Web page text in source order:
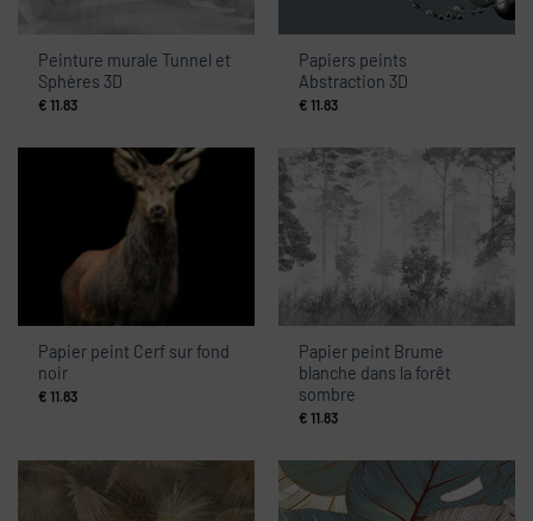
Peinture murale Tunnel et
Sphères 3D
€ 11.83
Papiers peints
Abstraction 3D
€ 11.83
Papier peint Cerf sur fond
noir
€ 11.83
Papier peint Brume
blanche dans la forêt
sombre
€ 11.83